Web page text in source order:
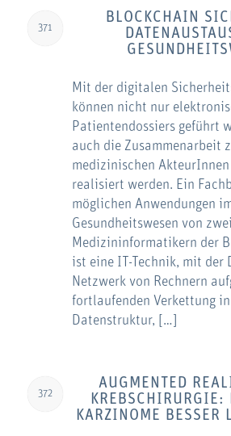
371
BLOCKCHAIN
Mit der digitalen
können nicht nur
Patientendossiers geführt
auch die Zusammenarbeit
medizinischen
realisiert werden. Ein
möglichen Anwendungen
Gesundheitswesen von zwei
Medizininformatikern der
ist eine IT-Technik, mit der
Netzwerk von Rechnern
fortlaufenden Verkettung
Datenstruktur, […]
372
AUGMENTED
KREBSCHIRURGIE:
KARZINOME BESSER